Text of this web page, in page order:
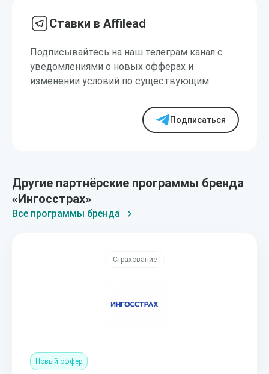
Ставки в Affilead
Подписывайтесь на наш телеграм канал с
уведомлениями о новых офферах и
изменении условий по существующим.
Подписаться
Другие партнёрские программы бренда
«Ингосстрах»
Все программы бренда
Страхование
Новый оффер